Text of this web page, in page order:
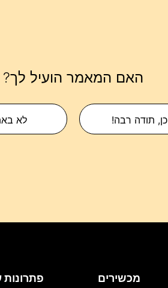
האם המאמר הועיל לך?
כן, תודה רבה! לא
מכשירים פתרונות